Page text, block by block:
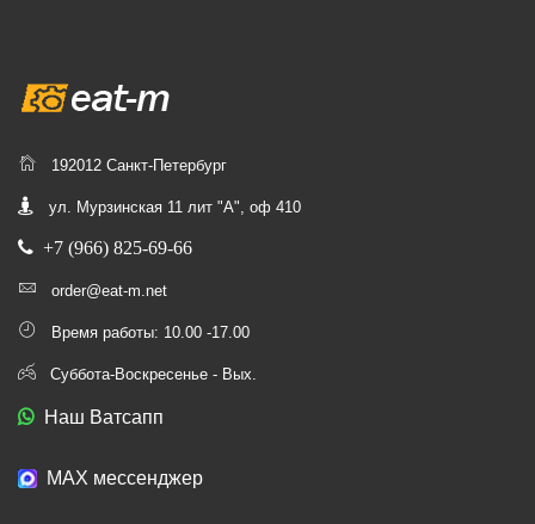
192012 Санкт-Петербург
ул. Мурзинская 11 лит "А", оф 410
+7 (966) 825-69-66
order@eat-m.net
Время работы: 10.00 -17.00
Суббота-Воскресенье - Вых.
Наш Ватсапп
МАХ мессенджер